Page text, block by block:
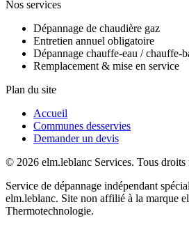
Nos services
Dépannage de chaudière gaz
Entretien annuel obligatoire
Dépannage chauffe-eau / chauffe-
Remplacement & mise en service
Plan du site
Accueil
Communes desservies
Demander un devis
© 2026 elm.leblanc Services. Tous droits
Service de dépannage indépendant
elm.leblanc. Site non affilié à la marque
Thermotechnologie.